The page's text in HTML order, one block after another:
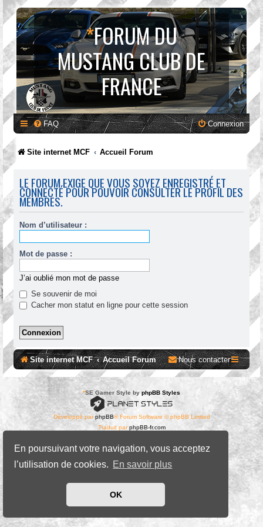
En poursuivant votre navigation, vous acceptez
l’utilisation de cookies. En savoir plus
OK
*FORUM DU
MUSTANG CLUB DE
FRANCE
FAQ Connexion
Site internet MCF Accueil Forum
LE FORUM EXIGE QUE VOUS SOYEZ ENREGISTRÉ ET
CONNECTÉ POUR POUVOIR CONSULTER LE PROFIL DES
MEMBRES.
Nom d’utilisateur :
Mot de passe :
J’ai oublié mon mot de passe
Se souvenir de moi
Cacher mon statut en ligne pour cette session
Site internet MCF Accueil Forum Nous contacter
*SE Gamer Style by phpBB Styles
Développé parphpBB® Forum Software © phpBB Limited
Traduit parphpBB-fr.com